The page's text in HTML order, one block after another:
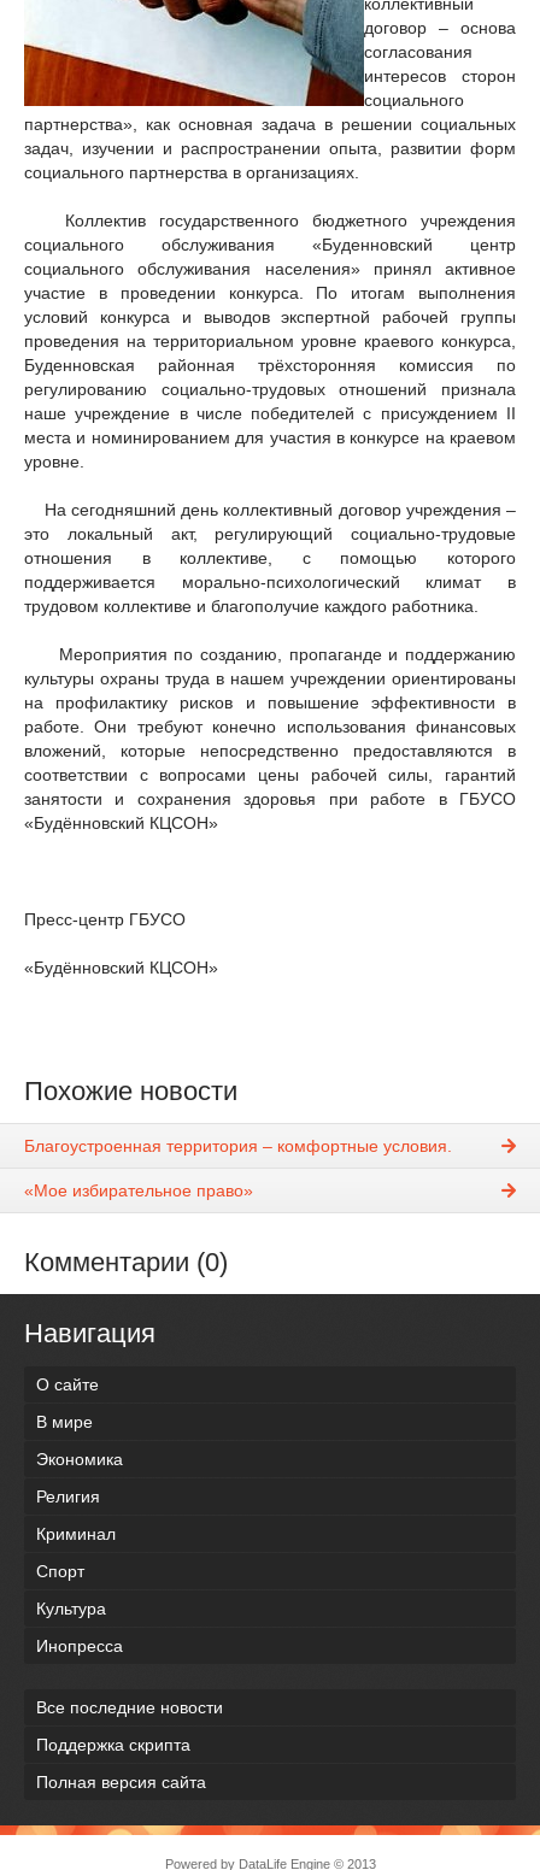
договор – основа
согласования
интересов сторон
социального
партнерства», как основная задача в решении социальных
задач, изучении и распространении опыта, развитии форм
социального партнерства в организациях.
Коллектив государственного бюджетного учреждения
социального обслуживания «Буденновский центр
социального обслуживания населения» принял активное
участие в проведении конкурса. По итогам выполнения
условий конкурса и выводов экспертной рабочей группы
проведения на территориальном уровне краевого конкурса,
Буденновская районная трёхсторонняя комиссия по
регулированию социально-трудовых отношений признала
наше учреждение в числе победителей с присуждением II
места и номинированием для участия в конкурсе на краевом
уровне.
На сегодняшний день коллективный договор учреждения –
это локальный акт, регулирующий социально-трудовые
отношения в коллективе, с помощью которого
поддерживается морально-психологический климат в
трудовом коллективе и благополучие каждого работника.
Мероприятия по созданию, пропаганде и поддержанию
культуры охраны труда в нашем учреждении ориентированы
на профилактику рисков и повышение эффективности в
работе. Они требуют конечно использования финансовых
вложений, которые непосредственно предоставляются в
соответствии с вопросами цены рабочей силы, гарантий
занятости и сохранения здоровья при работе в ГБУСО
«Будённовский КЦСОН»
Пресс-центр ГБУСО
«Будённовский КЦСОН»
Похожие новости
Благоустроенная территория – комфортные условия.
«Мое избирательное право»
Комментарии (0)
Навигация
О сайте
В мире
Экономика
Религия
Криминал
Спорт
Культура
Инопресса
Все последние новости
Поддержка скрипта
Полная версия сайта
Powered by DataLife Engine© 2013